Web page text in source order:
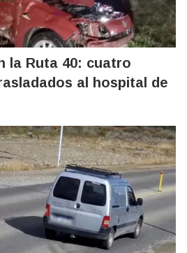
la Ruta 40: cuatro
al hospital de